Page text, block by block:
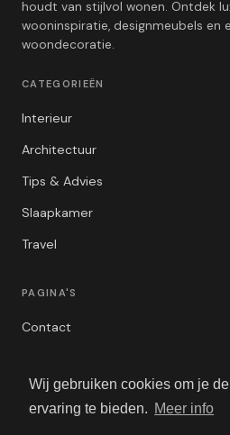
Wij gebruiken cookies om je
ervaring te bieden. Meer info
houdt van stijlvol wonen. Ontdek
wooninspiratie, designmeubels en
woondecoratie.
CATEGORIEËN
Interieur
Architectuur
Tips & Advies
Slaapkamer
Travel
PAGINA'S
Contact
Algemene Voorwaarden
Adverteren